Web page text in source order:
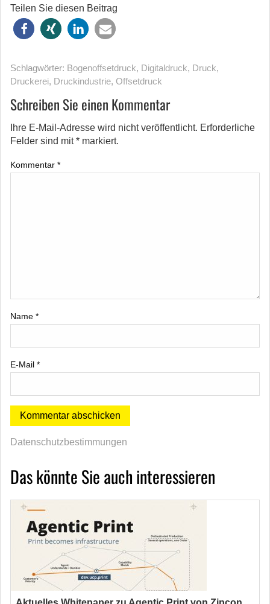
Teilen Sie diesen Beitrag
Schlagwörter: Bogenoffsetdruck, Digitaldruck, Druck,
Druckerei, Druckindustrie, Offsetdruck
Schreiben Sie einen Kommentar
Ihre E-Mail-Adresse wird nicht veröffentlicht. Erforderliche
Felder sind mit* markiert.
Kommentar *
Name *
E-Mail *
Datenschutzbestimmungen
Das könnte Sie auch interessieren